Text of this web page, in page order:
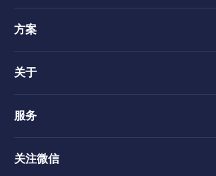
方案
关于
服务
关注微信